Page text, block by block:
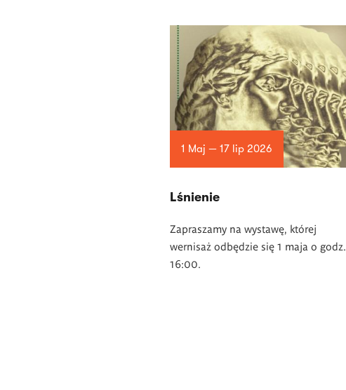
1 Maj — 17 lip 2026
Lśnienie
Zapraszamy na wystawę, której
wernisaż odbędzie się 1 maja o godz.
16:00.